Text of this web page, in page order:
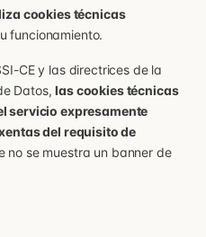
cookies técnicas
funcionamiento.
CE y las directrices de la
Datos,las cookies técnicas
servicio expresamente
del requisito de
no se muestra un banner de